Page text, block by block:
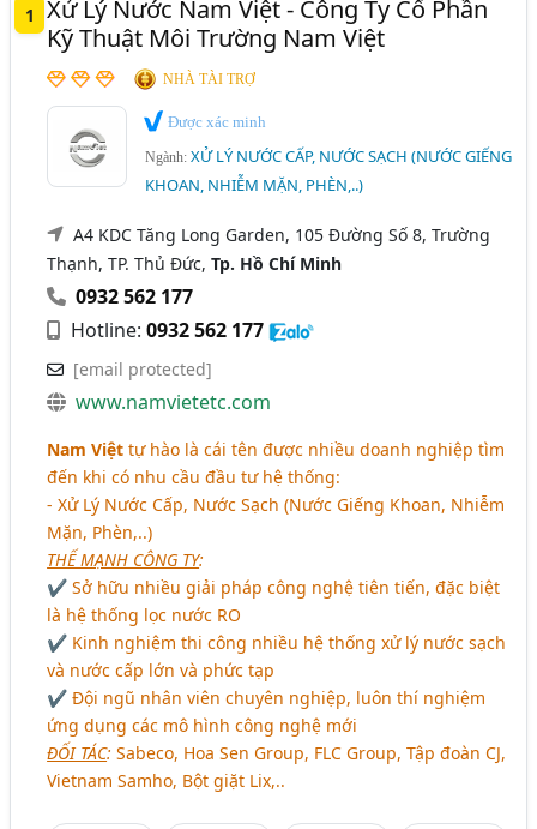
Xử Lý Nước, Xử Lý Nước Thải - Hệ Thống Xử Lý Nước,
Nước Thải (742)
1
Xử Lý Nước Nam Việt - Công Ty Cổ Phần
Kỹ Thuật Môi Trường Nam Việt
NHÀ TÀI TRỢ
Được xác minh
Ngành:XỬ LÝ NƯỚC CẤP, NƯỚC SẠCH (NƯỚC GIẾNG
KHOAN, NHIỄM MẶN, PHÈN,..)
A4 KDC Tăng Long Garden, 105 Đường Số 8, Trường
Thạnh, TP. Thủ Đức,Tp. Hồ Chí Minh
0932 562 177
Hotline:0932 562 177
[email protected]
www.namvietetc.com
Nam Việt tự hào là cái tên được nhiều doanh nghiệp tìm
đến khi có nhu cầu đầu tư hệ thống:
- Xử Lý Nước Cấp, Nước Sạch (Nước Giếng Khoan, Nhiễm
Mặn, Phèn,..)
THẾ MẠNH CÔNG TY:
✔ Sở hữu nhiều giải pháp công nghệ tiên tiến, đặc biệt
là hệ thống lọc nước RO
✔ Kinh nghiệm thi công nhiều hệ thống xử lý nước sạch
và nước cấp lớn và phức tạp
✔ Đội ngũ nhân viên chuyên nghiệp, luôn thí nghiệm
ứng dụng các mô hình công nghệ mới
ĐỐI TÁC: Sabeco, Hoa Sen Group, FLC Group, Tập đoàn CJ,
Vietnam Samho, Bột giặt Lix,..